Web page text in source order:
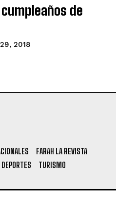
de
2018
FARAH LA REVISTA
DEPORTES TURISMO